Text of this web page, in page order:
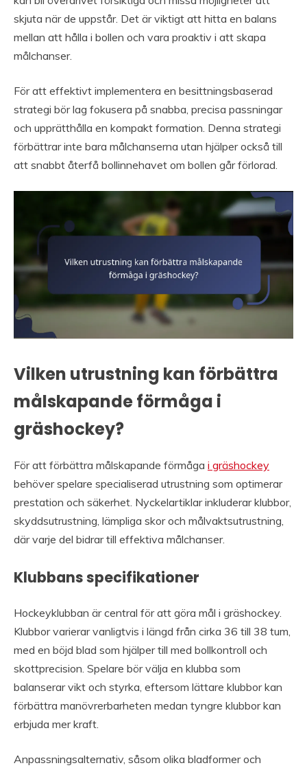
skjuta när de uppstår. Det är viktigt att hitta en balans
mellan att hålla i bollen och vara proaktiv i att skapa
målchanser.
För att effektivt implementera en besittningsbaserad
strategi bör lag fokusera på snabba, precisa passningar
och upprätthålla en kompakt formation. Denna strategi
förbättrar inte bara målchanserna utan hjälper också till
att snabbt återfå bollinnehavet om bollen går förlorad.
Vilken utrustning kan förbättra
målskapande förmåga i
gräshockey?
För att förbättra målskapande förmåga i gräshockey
behöver spelare specialiserad utrustning som optimerar
prestation och säkerhet. Nyckelartiklar inkluderar klubbor,
skyddsutrustning, lämpliga skor och målvaktsutrustning,
där varje del bidrar till effektiva målchanser.
Klubbans specifikationer
Hockeyklubban är central för att göra mål i gräshockey.
Klubbor varierar vanligtvis i längd från cirka 36 till 38 tum,
med en böjd blad som hjälper till med bollkontroll och
skottprecision. Spelare bör välja en klubba som
balanserar vikt och styrka, eftersom lättare klubbor kan
förbättra manövrerbarheten medan tyngre klubbor kan
erbjuda mer kraft.
Anpassningsalternativ, såsom olika bladformer och